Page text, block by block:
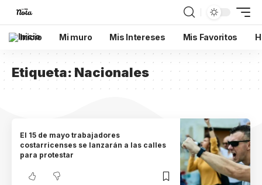
Inicio Mi muro Mis Intereses Mis Favoritos
Etiqueta:Nacionales
El 15 de mayo trabajadores
costarricenses se lanzarán a las calles
para protestar